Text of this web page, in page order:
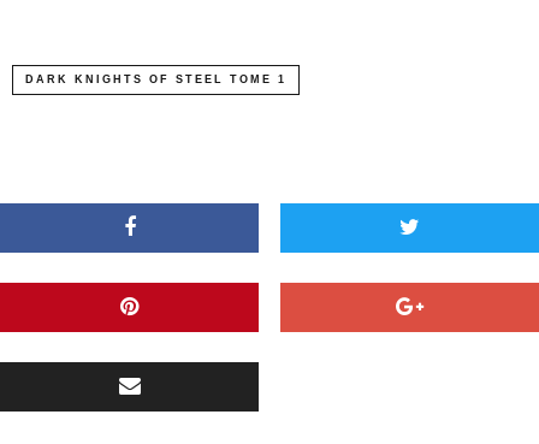
DARK KNIGHTS OF STEEL TOME 1